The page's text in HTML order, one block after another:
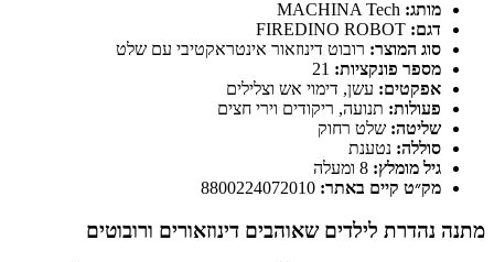
MACHINA Tech
המוצר:רובוט דינוזאור אינטראקטיבי עם שלט
פונקציות:21
עשן, דימוי אש וצלילים
תנועה, ריקודים וירי חצים
שלט רחוק
נטענת
מומלץ:8 ומעלה
קיים באתר:8800224072010
לילדים שאוהבים דינוזאורים ורובוטים